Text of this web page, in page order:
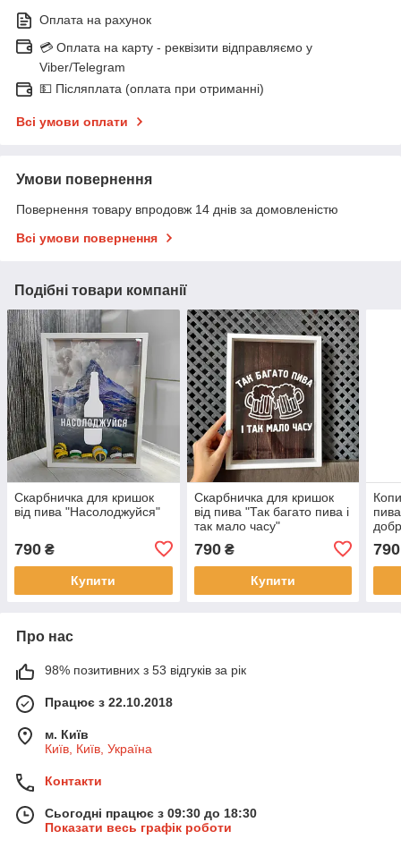
Оплата на рахунок
💳 Оплата на карту - реквізити відправляємо у
Viber/Telegram
💵 Післяплата (оплата при отриманні)
Всі умови оплати
Умови повернення
Повернення товару впродовж 14 днів за домовленістю
Всі умови повернення
Подібні товари компанії
Скарбничка для кришок
від пива "Насолоджуйся"
790 ₴
Купити
Скарбничка для кришок
від пива "Так багато пива і
так мало часу"
790₴
Купити
790
Про нас
98% позитивних з 53 відгуків за рік
Працює з 22.10.2018
м. Київ
Київ, Київ, Україна
Контакти
Сьогодні працює з 09:30 до 18:30
Показати весь графік роботи